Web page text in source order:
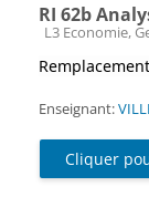
RI 62b
Catégorie de
L3 Economie,
Enseignant:
Cliquer